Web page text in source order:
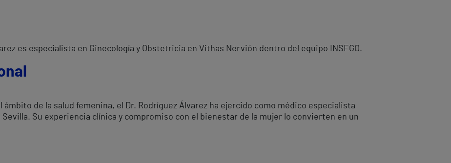
es especialista en Ginecología y Obstetricia en Vithas Nervión dentro del equipo INSEGO.
ámbito de la salud femenina, el Dr. Rodríguez Álvarez ha ejercido como médico especialista
Su experiencia clínica y compromiso con el bienestar de la mujer lo convierten en un